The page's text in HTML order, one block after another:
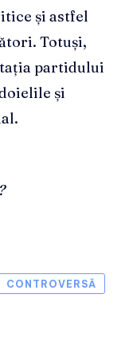
și astfel
Totuși,
partidului
și
CONTROVERSĂ